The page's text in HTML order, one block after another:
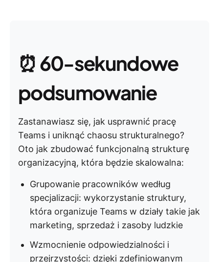
⏰60-sekundowe
podsumowanie
Zastanawiasz się, jak usprawnić pracę
Teams i uniknąć chaosu strukturalnego?
Oto jak zbudować funkcjonalną strukturę
organizacyjną, która będzie skalowalna:
Grupowanie pracowników według
specjalizacji: wykorzystanie struktury,
która organizuje Teams w działy takie jak
marketing, sprzedaż i zasoby ludzkie
Wzmocnienie odpowiedzialności i
przejrzystości: dzięki zdefiniowanym